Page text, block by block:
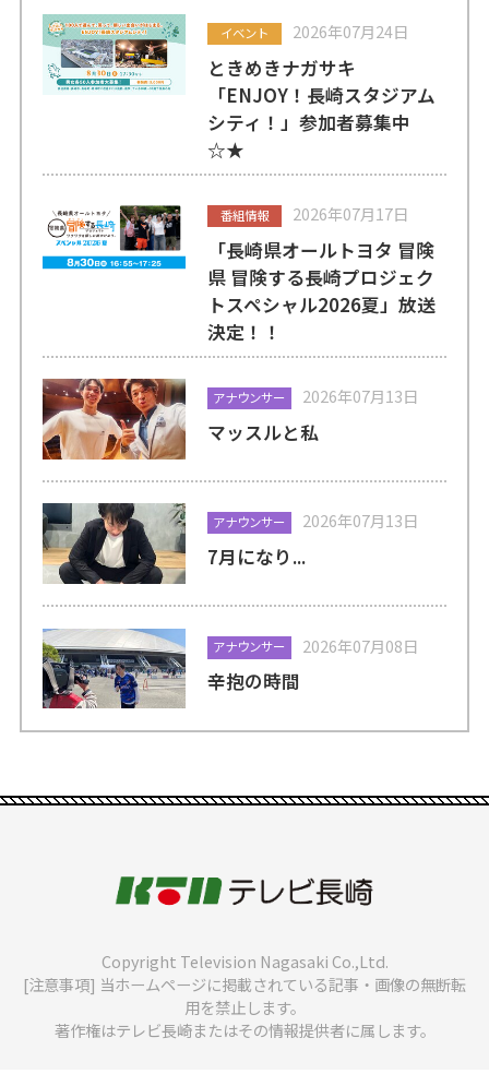
イベント 2026年07月24日
ときめきナガサキ
「ENJOY！長崎スタジアム
シティ！」参加者募集中
☆★
番組情報 2026年07月17日
「長崎県オールトヨタ 冒険
県 冒険する長崎プロジェク
トスペシャル2026夏」放送
決定！！
アナウンサー 2026年07月13日
マッスルと私
アナウンサー 2026年07月13日
7月になり...
アナウンサー 2026年07月08日
辛抱の時間
Copyright Television Nagasaki Co.,Ltd.
[注意事項] 当ホームページに掲載されている記事・画像の無断転
用を禁止します。
著作権はテレビ長崎またはその情報提供者に属します。